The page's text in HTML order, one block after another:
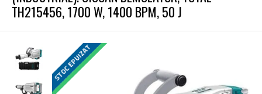
TH215456, 1700 W, 1400 BPM, 50 J
LIVRARE GRATUITA
STOC EPUIZAT